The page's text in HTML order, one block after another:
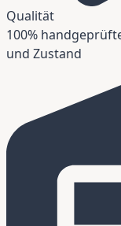
Qualität
100%
und Zustand